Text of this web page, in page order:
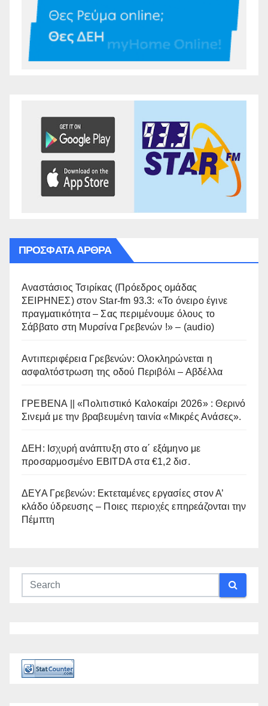
ΠΡΌΣΦΑΤΑ ΆΡΘΡΑ
Αναστάσιος Τσιρίκας (Πρόεδρος ομάδας
ΣΕΙΡΗΝΕΣ) στον Star-fm 93.3: «Το όνειρο έγινε
πραγματικότητα – Σας περιμένουμε όλους το
Σάββατο στη Μυρσίνα Γρεβενών !» – (audio)
Αντιπεριφέρεια Γρεβενών: Ολοκληρώνεται η
ασφαλτόστρωση της οδού Περιβόλι – Αβδέλλα
ΓΡΕΒΕΝΑ || «Πολιτιστικό Καλοκαίρι 2026» : Θερινό
Σινεμά με την βραβευμένη ταινία «Μικρές Ανάσες».
ΔΕΗ: Ισχυρή ανάπτυξη στο α΄ εξάμηνο με
προσαρμοσμένο EBITDA στα €1,2 δισ.
ΔΕΥΑ Γρεβενών: Εκτεταμένες εργασίες στον Α’
κλάδο ύδρευσης – Ποιες περιοχές επηρεάζονται την
Πέμπτη